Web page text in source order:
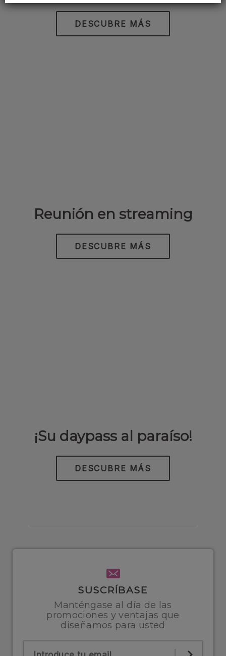
DESCUBRE MÁS
Reunión en streaming
DESCUBRE MÁS
¡Su daypass al paraíso!
DESCUBRE MÁS
SUSCRÍBASE
Manténgase al día de las
promociones y ventajas que
diseñamos para usted